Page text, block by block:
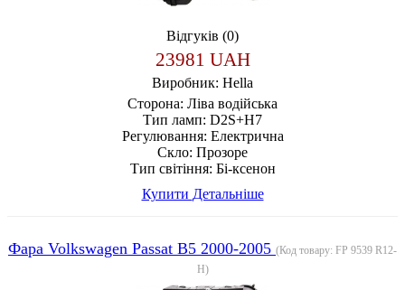
Відгуків (0)
23981 UAH
Виробник: Hella
Сторона: Ліва водійська
Тип ламп: D2S+H7
Регулювання: Електрична
Скло: Прозоре
Тип світіння: Бі-ксенон
Купити Детальніше
Фара Volkswagen Passat B5 2000-2005 (Код товару: FP 9539 R12-
H)